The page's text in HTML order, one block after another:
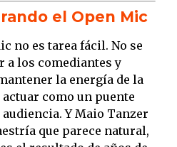
el Open Mic
no es tarea fácil. No se
a los comediantes y
la energía de la
como un puente
Y Maio Tanzer
que parece natural,